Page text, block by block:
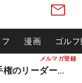
メルマガ登録
漫画 ゴル
松山英樹ら出場 ウィンダム選手権のリーダーボード